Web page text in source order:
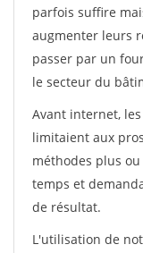
parfois suffire
augmenter leurs
passer par un
le secteur du
Avant internet,
limitaient aux
méthodes plus
temps et
de résultat.
L'utilisation de